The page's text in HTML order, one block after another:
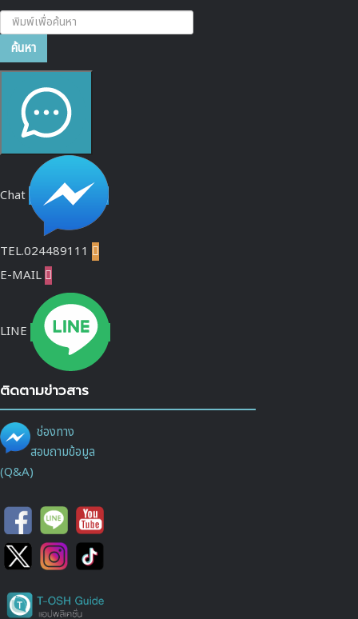
ค้นหา...
ค้นหา
Chat
TEL.024489111 
E-MAIL 
LINE
ติดตามข่าวสาร
ช่องทาง
สอบถามข้อมูล
(Q&A)